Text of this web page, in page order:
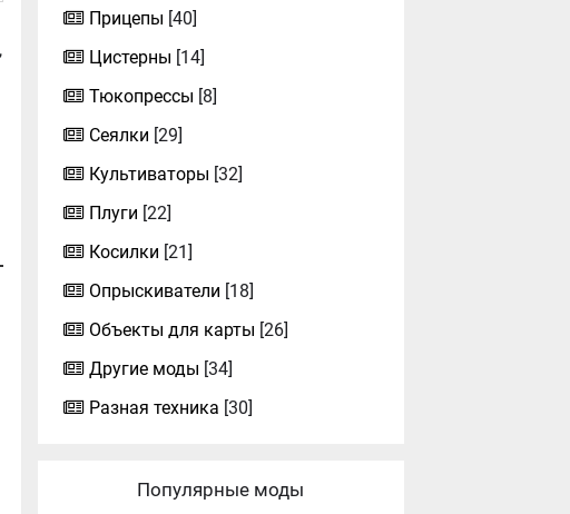
Прицепы [40]
Цистерны [14]
Тюкопрессы [8]
Сеялки [29]
Культиваторы [32]
Плуги [22]
Косилки [21]
Опрыскиватели [18]
Объекты для карты [26]
Другие моды [34]
Разная техника [30]
Популярные моды